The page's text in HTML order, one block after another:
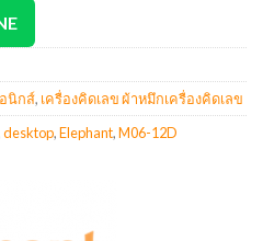
นิกส์, เครื่องคิดเลข ผ้าหมึกเครื่องคิดเลข
desktop,Elephant,M06-12D